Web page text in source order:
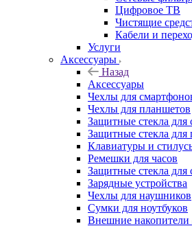
Цифровое ТВ
Чистящие
Кабели и
Услуги
Аксессуары
Назад
Аксессуары
Чехлы для
Чехлы для планшетов
Защитные стекла для
Защитные стекла для
Клавиатуры и
Ремешки для часов
Защитные стекла для
Зарядные устройства
Чехлы для наушников
Сумки для ноутбуков
Внешние накопители